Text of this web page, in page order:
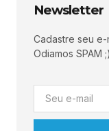
Newsletter
Cadastre seu
Odiamos SPAM ;)